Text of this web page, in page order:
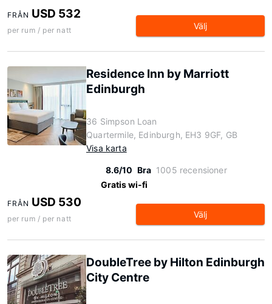
FRÅN USD 532
per rum / per natt Välj
Residence Inn by Marriott
Edinburgh
36 Simpson Loan
Quartermile, Edinburgh, EH3 9GF, GB
Visa karta
8.6/10 Bra 1005 recensioner
Gratis wi-fi
FRÅN USD 530
per rum / per natt Välj
DoubleTree by Hilton Edinburgh
City Centre